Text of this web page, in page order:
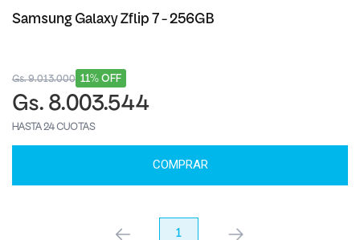
Samsung Galaxy Zflip 7 - 256GB
11% OFF
Gs. 9.013.000
Gs. 8.003.544
HASTA 24 CUOTAS
COMPRAR
anterior 1 próximo